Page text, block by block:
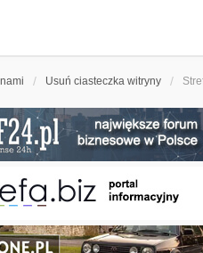
Usuń ciasteczka witryny